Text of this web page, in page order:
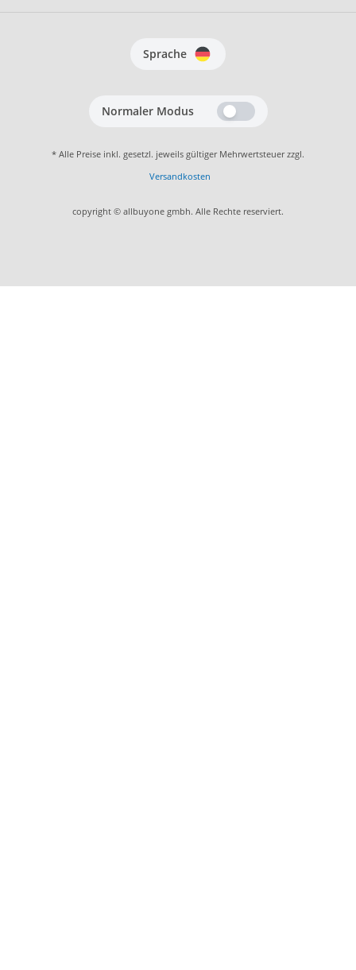
Sprache
Normaler Modus
* Alle Preise inkl. gesetzl. jeweils gültiger Mehrwertsteuer zzgl.
Versandkosten
copyright © allbuyone gmbh. Alle Rechte reserviert.